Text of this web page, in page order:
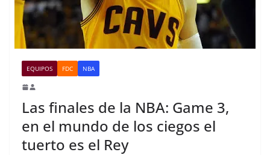
EQUIPOS FDC NBA
Las finales de la NBA: Game 3,
en el mundo de los ciegos el
tuerto es el Rey